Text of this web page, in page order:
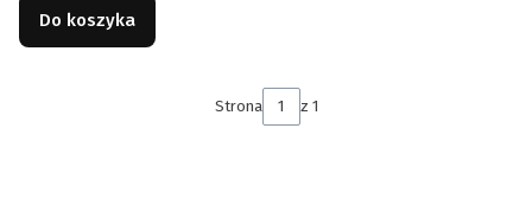
Do koszyka
Strona z 1